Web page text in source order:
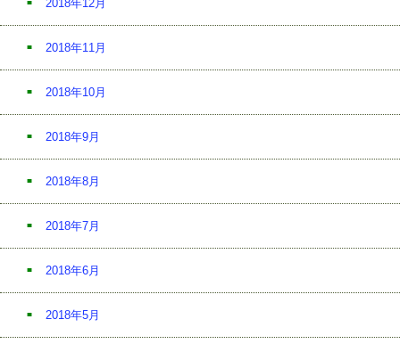
2018年12月
2018年11月
2018年10月
2018年9月
2018年8月
2018年7月
2018年6月
2018年5月